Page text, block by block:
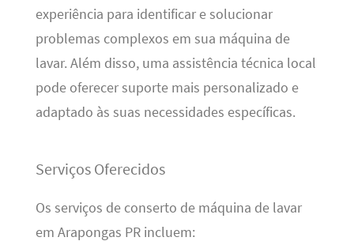
experiência para identificar e solucionar
problemas complexos em sua máquina de
lavar. Além disso, uma assistência técnica local
pode oferecer suporte mais personalizado e
adaptado às suas necessidades específicas.
Serviços Oferecidos
Os serviços de conserto de máquina de lavar
em Arapongas PR incluem: